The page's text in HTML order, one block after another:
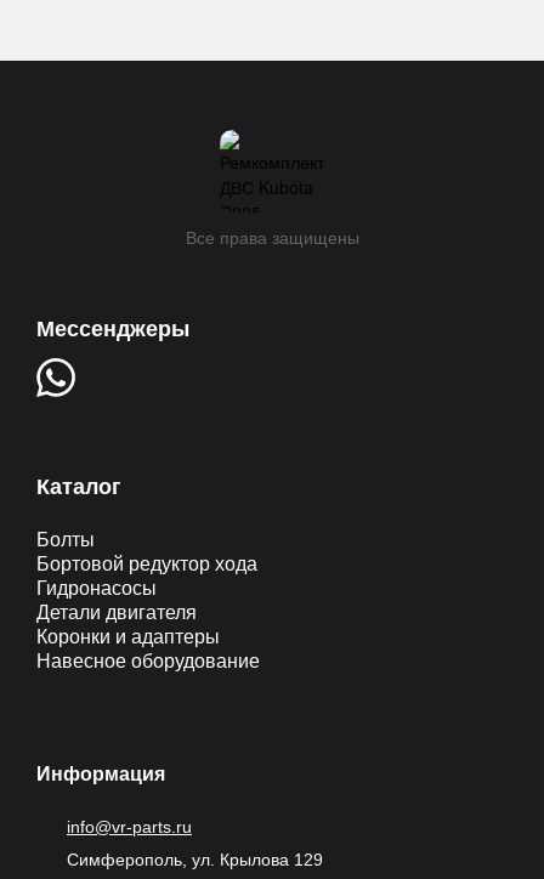
Все права защищены
Мессенджеры
Каталог
Болты
Бортовой редуктор хода
Гидронасосы
Детали двигателя
Коронки и адаптеры
Навесное оборудование
Информация
info@vr-parts.ru
Симферополь, ул. Крылова 129